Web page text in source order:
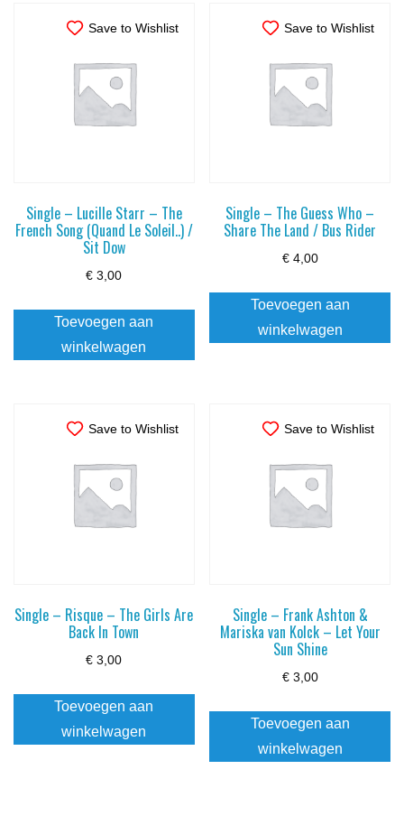
Save to Wishlist
Single – Lucille Starr – The
French Song (Quand Le Soleil..) /
Sit Dow
€ 3,00
Toevoegen aan
winkelwagen
Save to Wishlist
Single – The Guess Who –
Share The Land / Bus Rider
€4,00
Toevoegen aan
winkelwagen
Save to Wishlist
Single – Risque – The Girls Are
Back In Town
€ 3,00
Toevoegen aan
winkelwagen
Save to Wishlist
Single – Frank Ashton &
Mariska van Kolck – Let Your
Sun Shine
€3,00
Toevoegen aan
winkelwagen